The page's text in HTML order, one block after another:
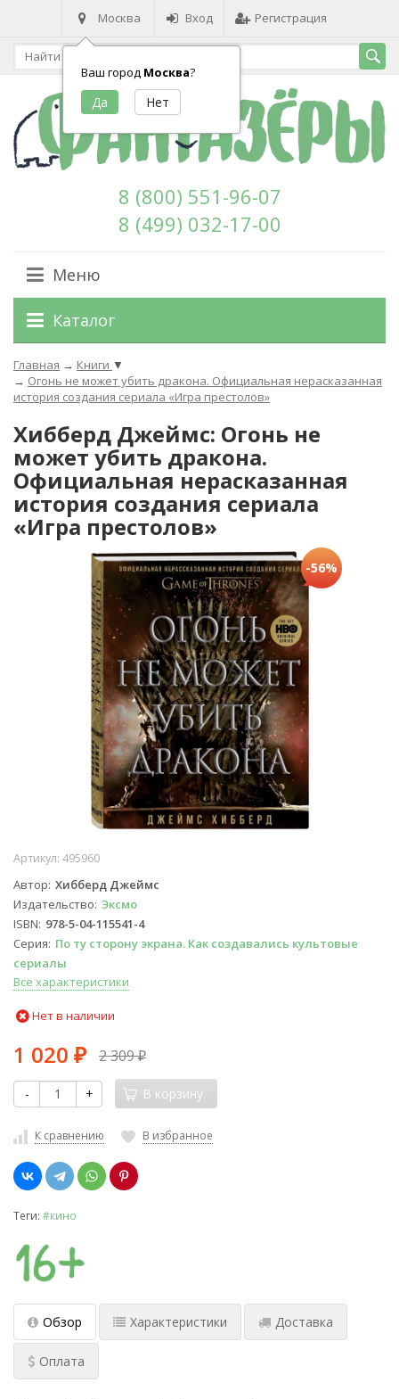
Москва
Ваш город Москва?
Вход Регистрация
8 (800) 551-96-07
8 (499) 032-17-00
Меню
Каталог
Главная → Книги ▼
→ Огонь не может убить дракона. Официальная нерасказанная
история создания сериала «Игра престолов»
Хибберд Джеймс: Огонь не
может убить дракона.
Официальная нерасказанная
история создания сериала
«Игра престолов»
-56%
Артикул: 495960
Автор Хибберд Джеймс
Издательство Эксмо
ISBN 978-5-04-115541-4
Серия По ту сторону экрана. Как создавались культовые
сериалы
Все характеристики
Нет в наличии
1 020 ₽ 2 309₽
- + В корзину
К сравнению В избранное
Теги: #кино
Обзор Характеристики Доставка
Оплата